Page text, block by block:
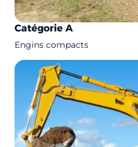
Catégorie A
Engins compacts